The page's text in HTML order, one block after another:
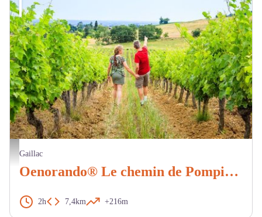
Marcheurs dans les vignes - Duffau
Gaillac
Oenorando® Le chemin de Pompirac
2h 7,4km +216m